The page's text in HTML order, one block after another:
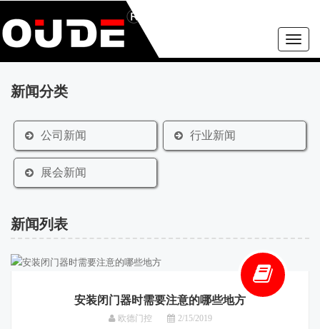
Toggle
新闻分类
公司新闻 行业新闻
展会新闻
新闻列表
安装闭门器时需要注意的哪些地方
欧德门控 2/15/2019